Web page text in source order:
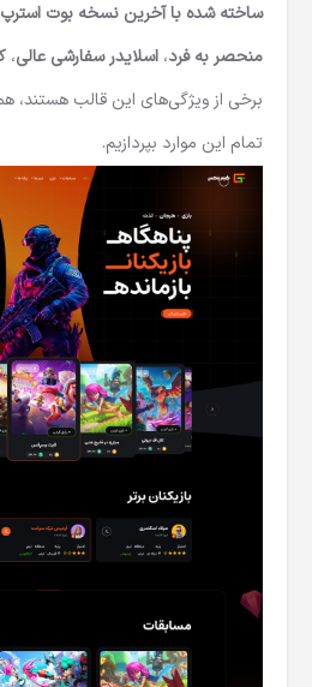
ساخته شده با آخرین نسخه بوت استرپ
منحصر به فرد، اسلایدر سفارشی عالی،
برخی از ویژگی‌های این قالب هستند،
تمام این موارد بپردازیم.